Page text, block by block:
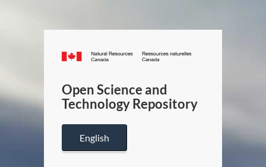
Canada.ca
/
Canada
Open Science and
Technology Repository
English